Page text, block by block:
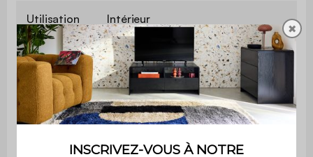
Utilisation Intérieur
Usage Usage domestique uniquement
Garantie 2 ans
Le produit est livré monté, dans
son emballage d'origine
✖